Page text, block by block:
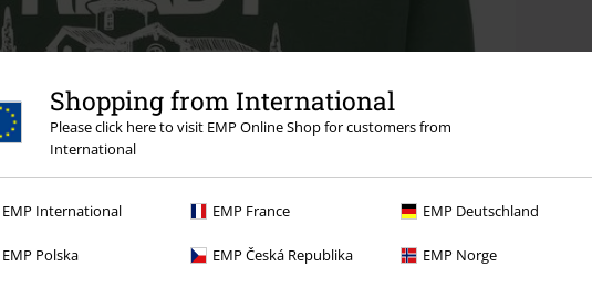
Shopping from International
Please click here to visit EMP Online Shop for customers from
International
EMP International EMP France EMP Deutschland
EMP Polska EMP Česká Republika EMP Norge